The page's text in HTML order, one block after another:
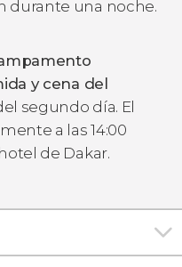
durante una noche.
y cena del
segundo día. El
a las 14:00
de Dakar.